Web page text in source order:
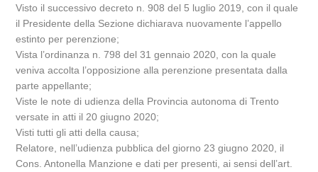
Visto il successivo decreto n. 908 del 5 luglio 2019, con il quale
il Presidente della Sezione dichiarava nuovamente l’appello
estinto per perenzione;
Vista l’ordinanza n. 798 del 31 gennaio 2020, con la quale
veniva accolta l’opposizione alla perenzione presentata dalla
parte appellante;
Viste le note di udienza della Provincia autonoma di Trento
versate in atti il 20 giugno 2020;
Visti tutti gli atti della causa;
Relatore, nell’udienza pubblica del giorno 23 giugno 2020, il
Cons. Antonella Manzione e dati per presenti, ai sensi dell’art.